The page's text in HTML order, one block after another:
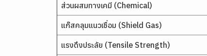
ส่วนผสมทางเคมี (Chemical)
แก๊สคลุมแนวเชื่อม (Shield Gas)
แรงดึงประลัย (Tensile Strength)